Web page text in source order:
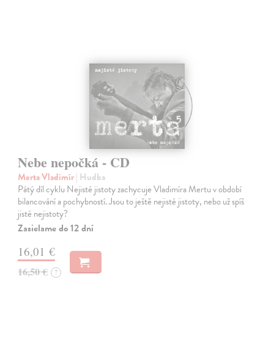
Nebe nepočká - CD
Merta Vladimír| Hudba
Pátý díl cyklu Nejisté jistoty zachycuje Vladimíra Mertu v období
bilancování a pochybností. Jsou to ještě nejisté jistoty, nebo už spíš
jisté nejistoty?
Zasielame do 12 dní
16,01 €
16,50 € ?